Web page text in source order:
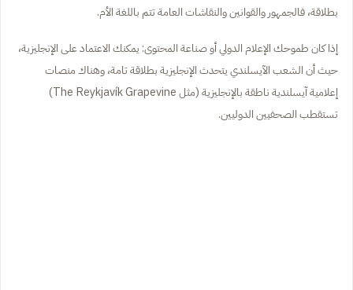
بطلاقة، فالجمهور والقوانين والنقاشات العامة تتم باللغة الأم.
إذا كان طموحك الإعلام الدولي أو صناعة المحتوى: يمكنك الاعتماد على الإنجليزية،
حيث أن الشعب الآيسلندي يتحدث الإنجليزية بطلاقة تامة، وهناك منصات
إعلامية آيسلندية ناطقة بالإنجليزية (مثلThe Reykjavík Grapevine
)
تستقطب الصحفيين الدوليين.